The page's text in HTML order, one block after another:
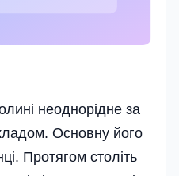
неоднорідне за
Основну його
Протягом століть